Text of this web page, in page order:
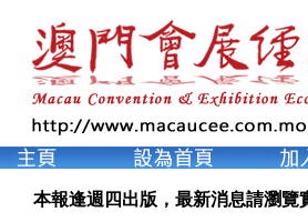
本報逢週四出版，最新消息請瀏覽